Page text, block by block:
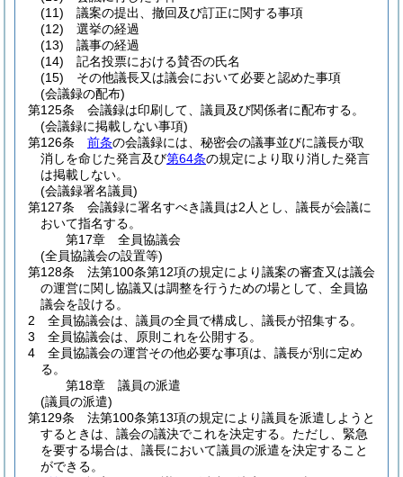
(11)
議案の提出、撤回及び訂正に関する事項
(12)
選挙の経過
(13)
議事の経過
(14)
記名投票における賛否の氏名
(15)
その他議長又は議会において必要と認めた事項
(会議録の配布)
第125条
会議録は印刷して、議員及び関係者に配布する。
(会議録に掲載しない事項)
第126条
前条の会議録には、秘密会の議事並びに議長が取
消しを命じた発言及び第64条の規定により取り消した発言
は掲載しない。
(会議録署名議員)
第127条
会議録に署名すべき議員は2人とし、議長が会議に
おいて指名する。
第17章
全員協議会
(全員協議会の設置等)
第128条
法第100条第12項の規定により議案の審査又は議会
の運営に関し協議又は調整を行うための場として、全員協
議会を設ける。
2
全員協議会は、議員の全員で構成し、議長が招集する。
3
全員協議会は、原則これを公開する。
4
全員協議会の運営その他必要な事項は、議長が別に定め
る。
第18章
議員の派遣
(議員の派遣)
第129条
法第100条第13項の規定により議員を派遣しようと
するときは、議会の議決でこれを決定する。 ただし、緊急
を要する場合は、議長において議員の派遣を決定すること
ができる。